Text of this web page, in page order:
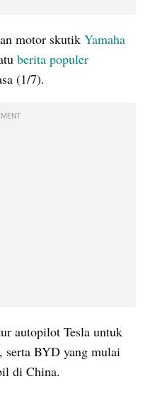
motor skutik Yamaha
berita populer
(1/7).
autopilot Tesla untuk
serta BYD yang mulai
di China.